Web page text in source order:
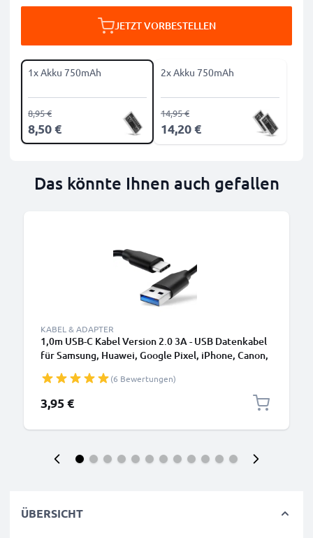
JETZT VORBESTELLEN
1x Akku 750mAh
8,50 €
8,95 €
2x Akku 750mAh
14,20 €
14,95 €
Das könnte Ihnen auch gefallen
KABEL & ADAPTER
1,0m USB-C Kabel Version 2.0 3A - USB Datenkabel
für Samsung, Huawei, Google Pixel, iPhone, Canon,
(6 Bewertungen)
3,95 €
ÜBERSICHT